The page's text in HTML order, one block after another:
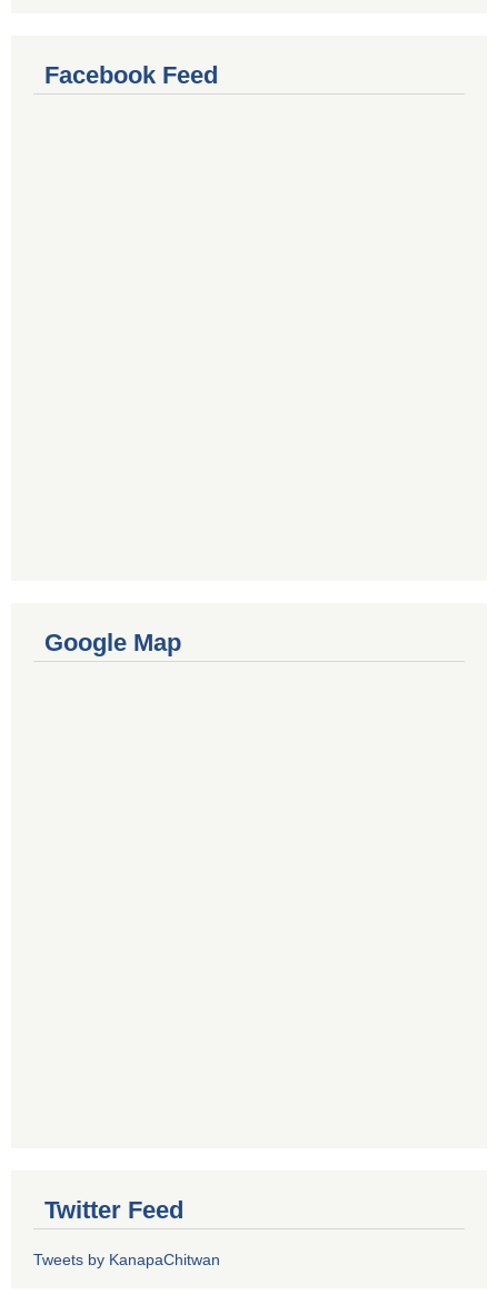
Facebook Feed
Google Map
Twitter Feed
Tweets by KanapaChitwan